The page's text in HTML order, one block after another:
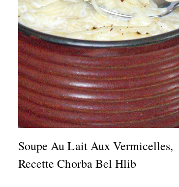
Soupe Au Lait Aux Vermicelles,
Recette Chorba Bel Hlib